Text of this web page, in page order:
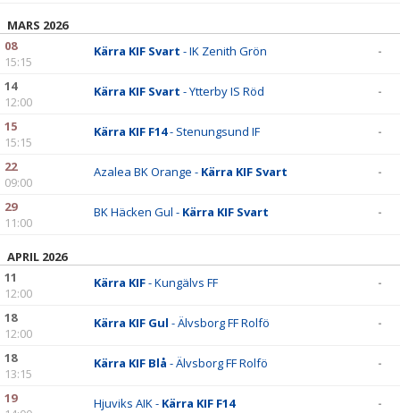
MARS 2026
08
15:15
Kärra KIF Svart - IK Zenith Grön -
14
12:00
Kärra KIF Svart - Ytterby IS Röd -
15
15:15
Kärra KIF F14- Stenungsund IF -
22
09:00
Azalea BK Orange - Kärra KIF Svart -
29
11:00
BK Häcken Gul - Kärra KIF Svart -
APRIL 2026
11
12:00
Kärra KIF- Kungälvs FF -
18
12:00
Kärra KIF Gul - Älvsborg FF Rolfö -
18
13:15
Kärra KIF Blå - Älvsborg FF Rolfö -
19
Hjuviks AIK - Kärra KIF F14 -